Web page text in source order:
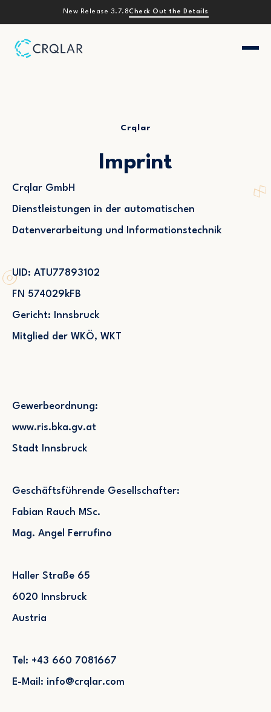
New Release 3.7.8Check Out the Details
Crqlar
Imprint
Crqlar GmbH
Dienstleistungen in der automatischen
Datenverarbeitung und Informationstechnik
UID: ATU77893102
FN 574029kFB
Gericht: Innsbruck
Mitglied der WKÖ, WKT
Gewerbeordnung:
www.ris.bka.gv.at
Stadt Innsbruck
Geschäftsführende Gesellschafter:
Fabian Rauch MSc.
Mag. Angel Ferrufino
Haller Straße 65
6020 Innsbruck
Austria
Tel: +43 660 7081667
E-Mail: info@crqlar.com